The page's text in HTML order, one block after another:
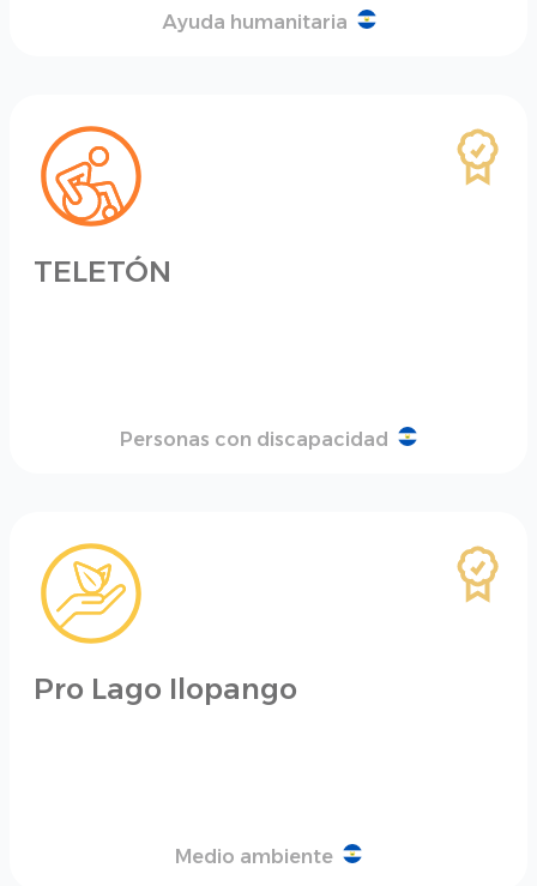
Ayuda humanitaria
TELETÓN
Personas con discapacidad
Pro Lago Ilopango
Medio ambiente